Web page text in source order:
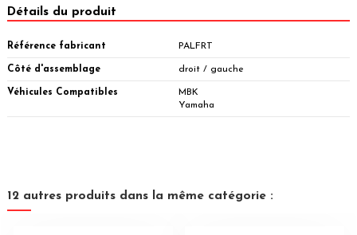
Détails du produit
Référence fabricant PALFRT
Côté d'assemblage droit / gauche
Véhicules Compatibles
MBK
Yamaha
12 autres produits dans la même catégorie :